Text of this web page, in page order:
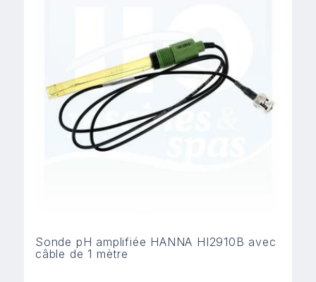
Sonde pH amplifiée HANNA HI2910B avec
câble de 1 mètre